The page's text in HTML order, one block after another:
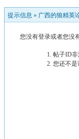
提示信息 » 广西的狼精英
您没有登录或者您没
帖子ID非
您还不是